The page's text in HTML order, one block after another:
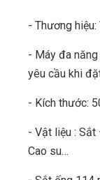
- Thương hiệu:
- Máy đa
yêu cầu khi
- Kích thước:
- Vật liệu :
Cao su…